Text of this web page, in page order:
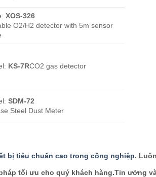
XOS-326
O2/H2 detector with 5m sensor
KS-7RCO2 gas detector
SDM-72
Steel Dust Meter
bị tiêu chuẩn cao trong công nghiệp.
tối ưu cho quý khách hàng.Tin ưởng